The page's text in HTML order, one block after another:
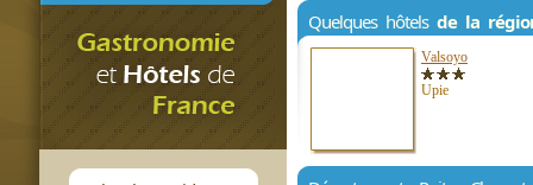
Quelques hôtels de la
Valsoyo
Upie